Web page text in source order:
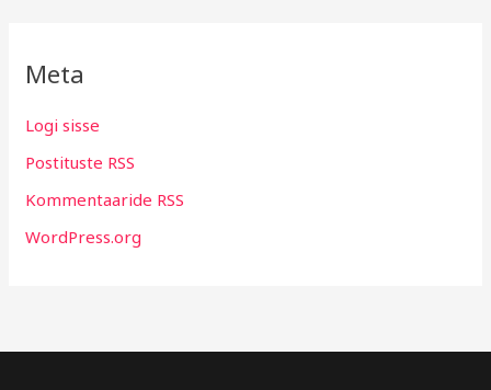
Meta
Logi sisse
Postituste RSS
Kommentaaride RSS
WordPress.org